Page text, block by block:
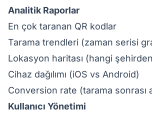
Analitik Raporlar
En çok taranan QR kodlar
Tarama trendleri (zaman serisi
Lokasyon haritası (hangi
Cihaz dağılımı (iOS vs Android)
Conversion rate (tarama sonrası
Kullanıcı Yönetimi